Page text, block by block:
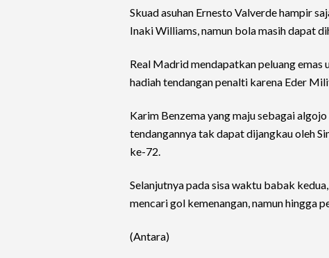
Skuad asuhan Ernesto Valverde hampir
Inaki Williams, namun bola masih dapat
Real Madrid mendapatkan peluang
hadiah tendangan penalti karena Eder
Karim Benzema yang maju sebagai
tendangannya tak dapat dijangkau oleh
ke-72.
Selanjutnya pada sisa waktu babak
mencari gol kemenangan, namun hingga
(Antara)